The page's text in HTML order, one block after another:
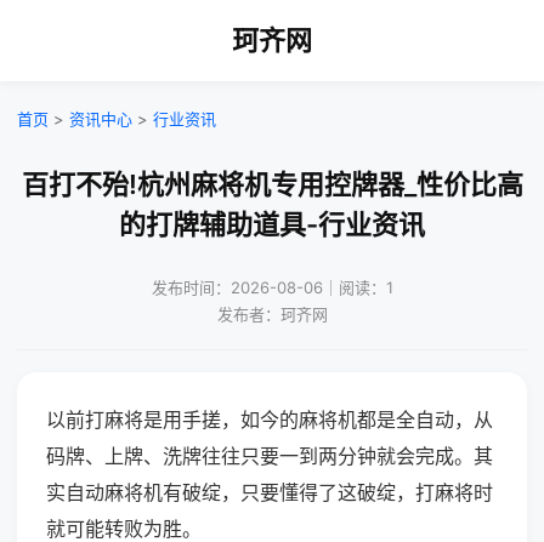
珂齐网
首页 > 资讯中心 > 行业资讯
百打不殆!杭州麻将机专用控牌器_性价比高
的打牌辅助道具-行业资讯
发布时间：2026-08-06｜阅读：1
发布者：珂齐网
以前打麻将是用手搓，如今的麻将机都是全自动，从
码牌、上牌、洗牌往往只要一到两分钟就会完成。其
实自动麻将机有破绽，只要懂得了这破绽，打麻将时
就可能转败为胜。